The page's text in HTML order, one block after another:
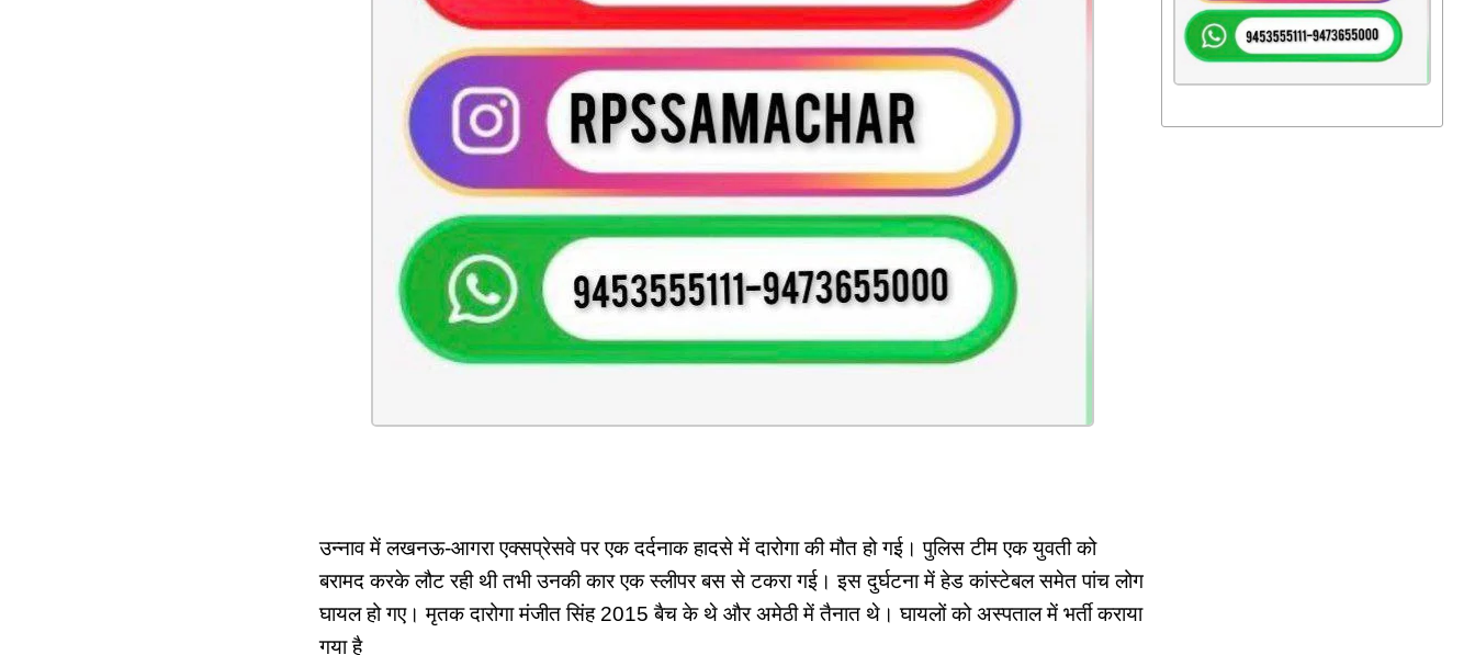
उन्नाव में लखनऊ-आगरा एक्सप्रेसवे पर एक दर्दनाक हादसे में दारोगा की मौत हो गई। पुलिस टीम एक युवती को
बरामद करके लौट रही थी तभी उनकी कार एक स्लीपर बस से टकरा गई। इस दुर्घटना में हेड कांस्टेबल समेत पांच लोग
घायल हो गए। मृतक दारोगा मंजीत सिंह 2015 बैच के थे और अमेठी में तैनात थे। घायलों को अस्पताल में भर्ती कराया
गया है